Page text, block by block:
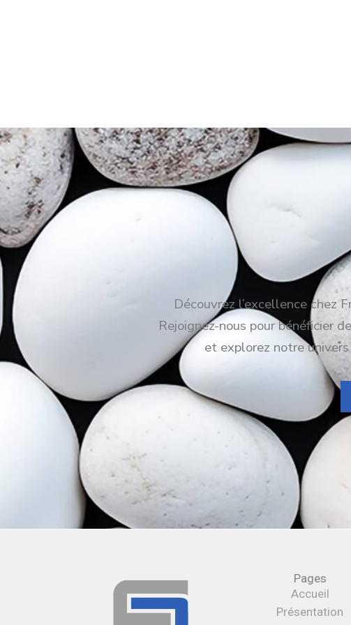
Découvrez l’excellence chez
Rejoignez-nous pour bénéficier
et explorez notre
Pages
Accueil
Présentation